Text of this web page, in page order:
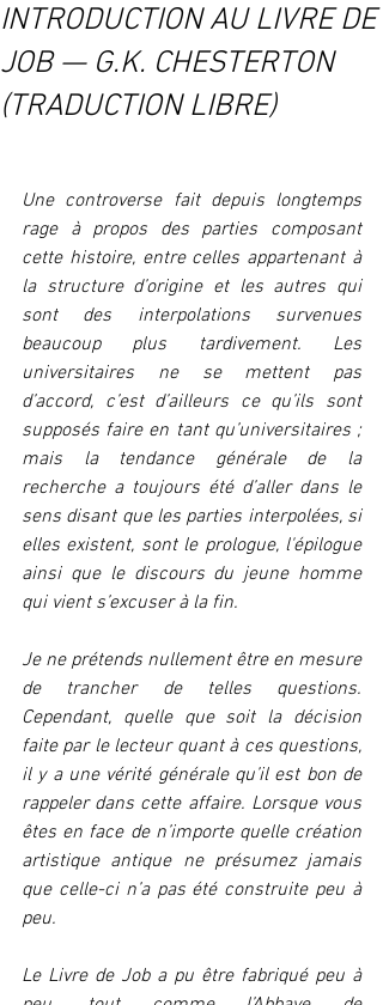
INTRODUCTION AU LIVRE DE
JOB — G.K. CHESTERTON
(TRADUCTION LIBRE)
Une controverse fait depuis longtemps
rage à propos des parties composant
cette histoire, entre celles appartenant à
la structure d’origine et les autres qui
sont des interpolations survenues
beaucoup plus tardivement. Les
universitaires ne se mettent pas
d’accord, c’est d’ailleurs ce qu’ils sont
supposés faire en tant qu’universitaires ;
mais la tendance générale de la
recherche a toujours été d’aller dans le
sens disant que les parties interpolées, si
elles existent, sont le prologue, l'épilogue
ainsi que le discours du jeune homme
qui vient s’excuser à la fin.
Je ne prétends nullement être en mesure
de trancher de telles questions.
Cependant, quelle que soit la décision
faite par le lecteur quant à ces questions,
il y a une vérité générale qu’il est bon de
rappeler dans cette affaire. Lorsque vous
êtes en face de n’importe quelle création
artistique antique ne présumez jamais
que celle-ci n’a pas été construite peu à
peu.
Le Livre de Job a pu être fabriqué peu à